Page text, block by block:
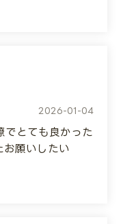
right away.
friendly, which
2026-01-04
でとても良かった
お願いしたい